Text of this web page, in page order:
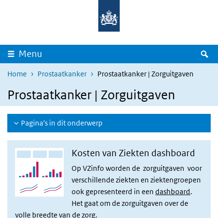
Overslaan en naar de inhoud gaan
Menu
Home Prostaatkanker Prostaatkanker | Zorguitgaven
Prostaatkanker | Zorguitgaven
Pagina's in dit onderwerp
Kosten van Ziekten dashboard
Op VZinfo worden de zorguitgaven voor
verschillende ziekten en ziektengroepen
ook gepresenteerd in een dashboard.
Het gaat om de zorguitgaven over de
volle breedte van de zorg.